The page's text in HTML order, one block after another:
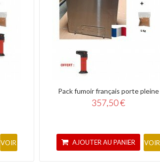
VOIR
Pack fumoir français porte pleine
357,50 €
AJOUTER AU PANIER VOIR